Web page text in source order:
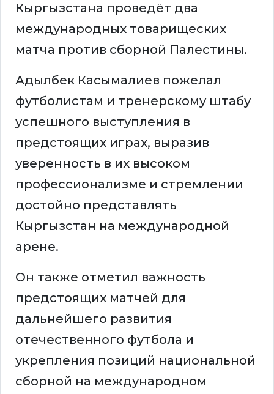
Кыргызстана проведёт два
международных товарищеских
матча против сборной Палестины.
Адылбек Касымалиев пожелал
футболистам и тренерскому штабу
успешного выступления в
предстоящих играх, выразив
уверенность в их высоком
профессионализме и стремлении
достойно представлять
Кыргызстан на международной
арене.
Он также отметил важность
предстоящих матчей для
дальнейшего развития
отечественного футбола и
укрепления позиций национальной
сборной на международном